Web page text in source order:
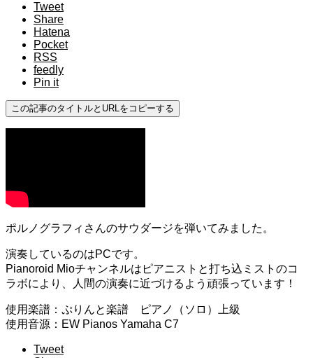
Tweet
Share
Hatena
Pocket
RSS
feedly
Pin it
この記事のタイトルとURLをコピーする
ポルノグラフィさんのサウダージを弾いてみました。
演奏しているのはPCです。
Pianoroid Mioチャンネルはピアニストと打ち込ミストのコ
ラボにより、人間の演奏に近づけるよう頑張っています！
使用楽譜：ぷりんと楽譜 ピアノ（ソロ）上級
使用音源：EW Pianos Yamaha C7
Tweet